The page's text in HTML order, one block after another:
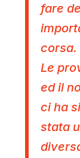
fare
corsa.
Le
ed il
ci ha
stata